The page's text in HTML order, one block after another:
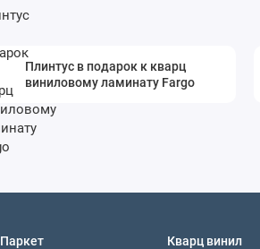
Плинтус в подарок к кварц
виниловому ламинату Fargo
Паркет Кварц винил